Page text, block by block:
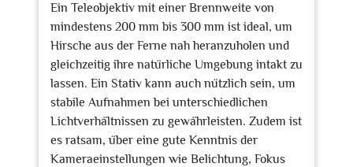
Ein Teleobjektiv mit einer Brennweite von
mindestens 200 mm bis 300 mm ist ideal, um
Hirsche aus der Ferne nah heranzuholen und
gleichzeitig ihre natürliche Umgebung intakt zu
lassen. Ein Stativ kann auch nützlich sein, um
stabile Aufnahmen bei unterschiedlichen
Lichtverhältnissen zu gewährleisten. Zudem ist
es ratsam, über eine gute Kenntnis der
Kameraeinstellungen wie Belichtung, Fokus